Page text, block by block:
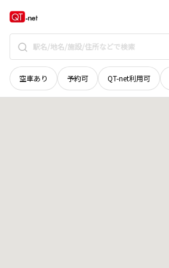
空車あり 予約可 QT-net利用可
青森県